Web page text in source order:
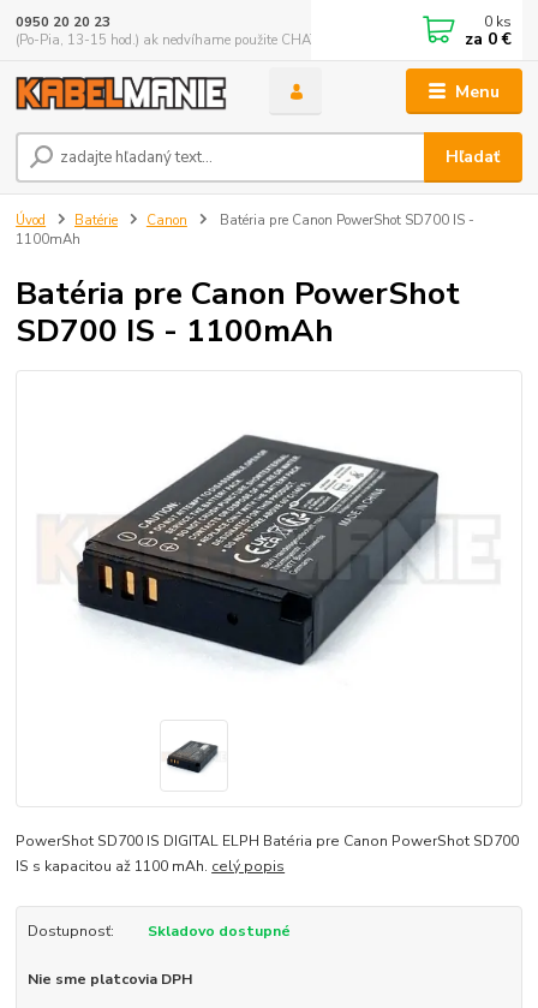
Menu
Hľadať
0950 20 20 23
(Po-Pia, 13-15 hod.) ak nedvíhame použite CHATBOX
0 ks
za 0 €
Úvod Batérie Canon
Batéria pre Canon PowerShot SD700 IS -
1100mAh
Batéria pre Canon PowerShot
SD700 IS - 1100mAh
PowerShot SD700 IS DIGITAL ELPH Batéria pre Canon PowerShot SD700
IS s kapacitou až 1100 mAh. celý popis
Dostupnosť: Skladovo dostupné
Nie sme platcovia DPH